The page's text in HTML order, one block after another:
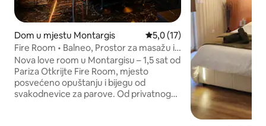
Dom u mjestu Montargis Prosječna ocjena: 5,0 od 5,
5,0 (17)
Fire Room • Balneo, Prostor za masažu i
BDSM soba
Nova love room u Montargisu – 1,5 sat od
Pariza Otkrijte Fire Room, mjesto
posvećeno opuštanju i bijegu od
svakodnevice za parove. Od privatnog